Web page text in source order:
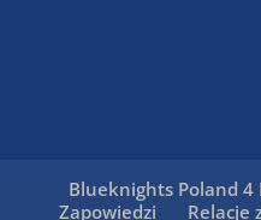
Blueknights Poland 4
Zapowiedzi
Relacje